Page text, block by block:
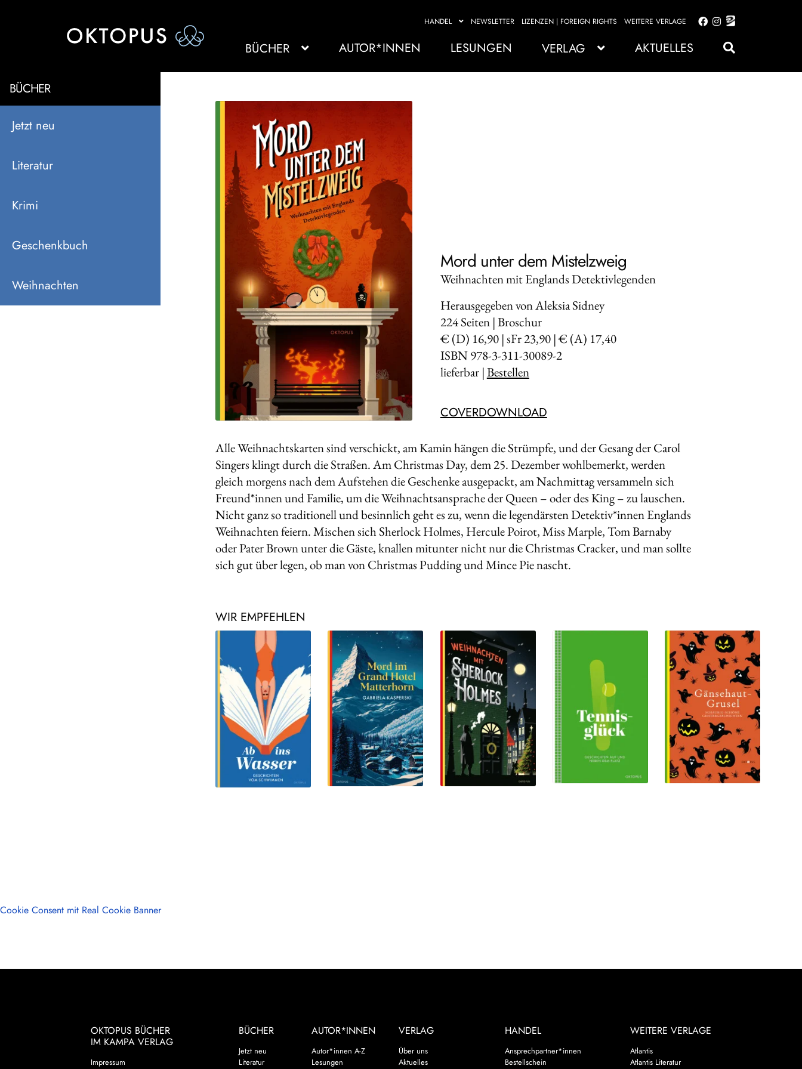
HANDEL NEWSLETTER LIZENZEN | FOREIGN RIGHTS WEITERE VERLAGE
Zur
springen
Zum
springen
BÜCHER AUTOR*INNEN LESUNGEN VERLAG AKTUELLES
BÜCHER
Jetzt neu
Literatur
Krimi
Geschenkbuch
Weihnachten
Mord unter dem Mistelzweig
Weihnachten mit Englands Detektivlegenden
Herausgegeben von Aleksia Sidney
224Seiten | Broschur
€ (D) 16,90 | sFr 23,90 | € (A) 17,40
ISBN 978-3-311-30089-2
lieferbar |Bestellen
COVERDOWNLOAD
Alle Weihnachtskarten sind verschickt, am Kamin hängen die Strümpfe, und der Ge­sang der Carol
Singers klingt durch die Stra­ßen. Am Christmas Day, dem 25. Dezember wohlbemerkt, werden
gleich morgens nach dem Aufstehen die Geschenke ausgepackt, am Nachmittag versammeln sich
Freund*in­nen und Familie, um die Weihnachtsanspra­che der Queen – oder des King – zu lauschen.
Nicht ganz so traditionell und besinnlich geht es zu, wenn die legendärsten Detektiv*innen Englands
Weihnachten feiern. Mischen sich Sherlock Holmes, Hercule Poirot, Miss Mar­ple, Tom Barnaby
oder Pater Brown unter die Gäste, knallen mitunter nicht nur die Christ­mas Cracker, und man sollte
sich gut über­ legen, ob man von Christmas Pudding und Mince Pie nascht.
WIR EMPFEHLEN
OKTOPUS BÜCHER
IM KAMPA VERLAG
Impressum
BÜCHER
Jetzt neu
Literatur
AUTOR*INNEN
Autor*innen A-Z
Lesungen
VERLAG
Über uns
Aktuelles
HANDEL
Ansprechpartner*innen
Bestellschein
WEITERE VERLAGE
Atlantis
Atlantis Literatur
Cookie Consent mit Real Cookie Banner